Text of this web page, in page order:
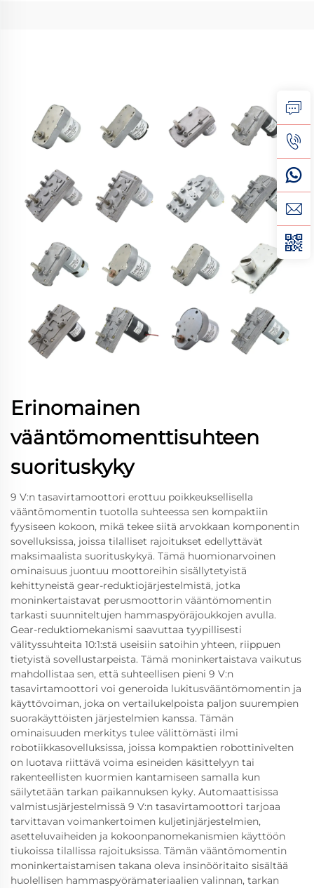
Erinomainen
vääntömomenttisuhteen
suorituskyky
9 V:n tasavirtamoottori erottuu poikkeuksellisella
vääntömomentin tuotolla suhteessa sen kompaktiin
fyysiseen kokoon, mikä tekee siitä arvokkaan komponentin
sovelluksissa, joissa tilalliset rajoitukset edellyttävät
maksimaalista suorituskykyä. Tämä huomionarvoinen
ominaisuus juontuu moottoreihin sisällytetyistä
kehittyneistä gear-reduktiojärjestelmistä, jotka
moninkertaistavat perusmoottorin vääntömomentin
tarkasti suunniteltujen hammaspyöräjoukkojen avulla.
Gear-reduktiomekanismi saavuttaa tyypillisesti
välityssuhteita 10:1:stä useisiin satoihin yhteen, riippuen
tietyistä sovellustarpeista. Tämä moninkertaistava vaikutus
mahdollistaa sen, että suhteellisen pieni 9 V:n
tasavirtamoottori voi generoida lukitusvääntömomentin ja
käyttövoiman, joka on vertailukelpoista paljon suurempien
suorakäyttöisten järjestelmien kanssa. Tämän
ominaisuuden merkitys tulee välittömästi ilmi
robotiikkasovelluksissa, joissa kompaktien robottinivelten
on luotava riittävä voima esineiden käsittelyyn tai
rakenteellisten kuormien kantamiseen samalla kun
säilytetään tarkan paikannuksen kyky. Automaattisissa
valmistusjärjestelmissä 9 V:n tasavirtamoottori tarjoaa
tarvittavan voimankertoimen kuljetinjärjestelmien,
asetteluvaiheiden ja kokoonpanomekanismien käyttöön
tiukoissa tilallissa rajoituksissa. Tämän vääntömomentin
moninkertaistamisen takana oleva insinööritaito sisältää
huolellisen hammaspyörämateriaalien valinnan, tarkan